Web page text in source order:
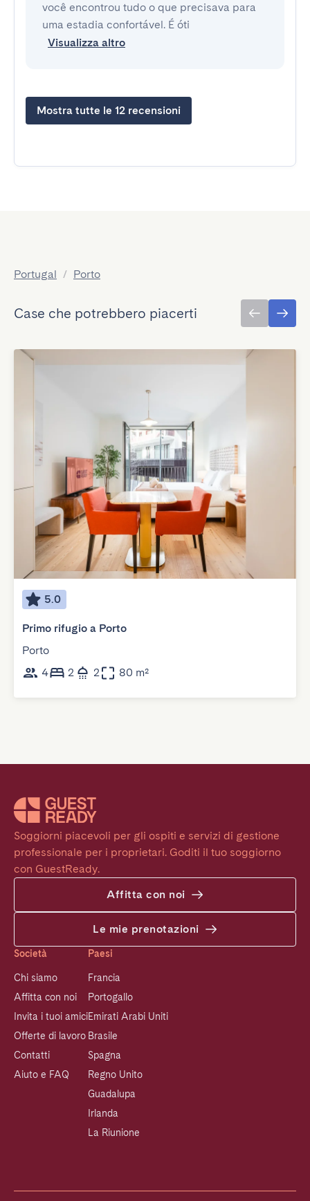
você encontrou tudo o que precisava para
uma estadia confortável. É óti
Visualizza altro
Mostra tutte le 12 recensioni
Portugal / Porto
Case che potrebbero piacerti
5.0
Primo rifugio a Porto
Porto
4
2 2 80 m²
Soggiorni piacevoli per gli ospiti e servizi di gestione
professionale per i proprietari. Goditi il tuo soggiorno
con GuestReady.
Affitta con noi
Le mie prenotazioni
Società
Chi siamo
Affitta con noi
Invita i tuoi amici
Offerte di lavoro
Contatti
Aiuto e FAQ
Paesi
Francia
Portogallo
Emirati Arabi Uniti
Brasile
Spagna
Regno Unito
Guadalupa
Irlanda
La Riunione